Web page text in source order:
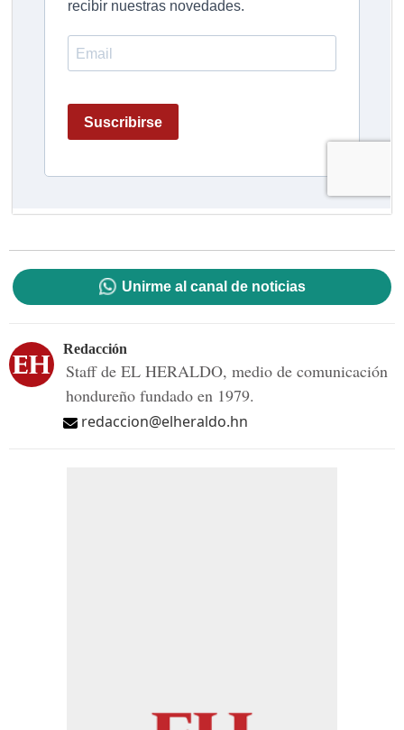
Unirme al canal de noticias
Redacción
Staff de EL HERALDO, medio de comunicación
hondureño fundado en 1979.
redaccion@elheraldo.hn